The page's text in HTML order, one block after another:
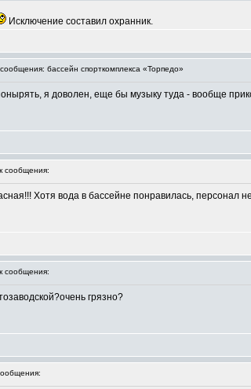
Исключение составил охранник.
бассейн спорткомплекса «Торпедо»
я доволен, еще бы музыку туда - вообще
сообщения:
Хотя вода в бассейне понравилась, персонал
сообщения:
грязно?